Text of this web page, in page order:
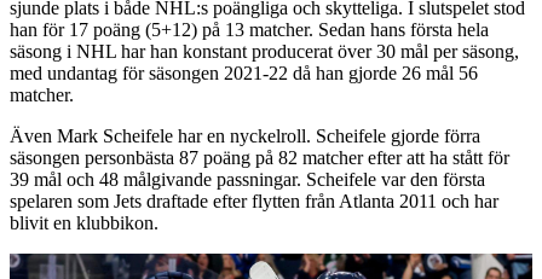
sjunde plats i både NHL:s poängliga och skytteliga. I slutspelet stod
han för 17 poäng (5+12) på 13 matcher. Sedan hans första hela
säsong i NHL har han konstant producerat över 30 mål per säsong,
med undantag för säsongen 2021-22 då han gjorde 26 mål 56
matcher.
Även Mark Scheifele har en nyckelroll. Scheifele gjorde förra
säsongen personbästa 87 poäng på 82 matcher efter att ha stått för
39 mål och 48 målgivande passningar. Scheifele var den första
spelaren som Jets draftade efter flytten från Atlanta 2011 och har
blivit en klubbikon.